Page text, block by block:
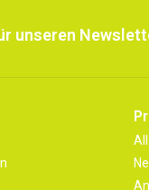
unseren